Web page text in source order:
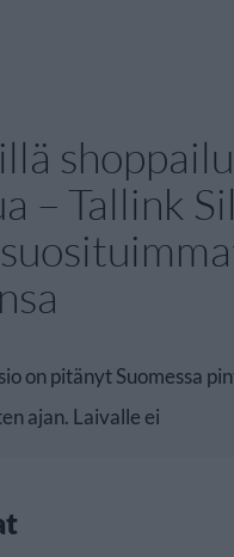
– Tallink
on pitänyt Suomessa
ajan. Laivalle ei